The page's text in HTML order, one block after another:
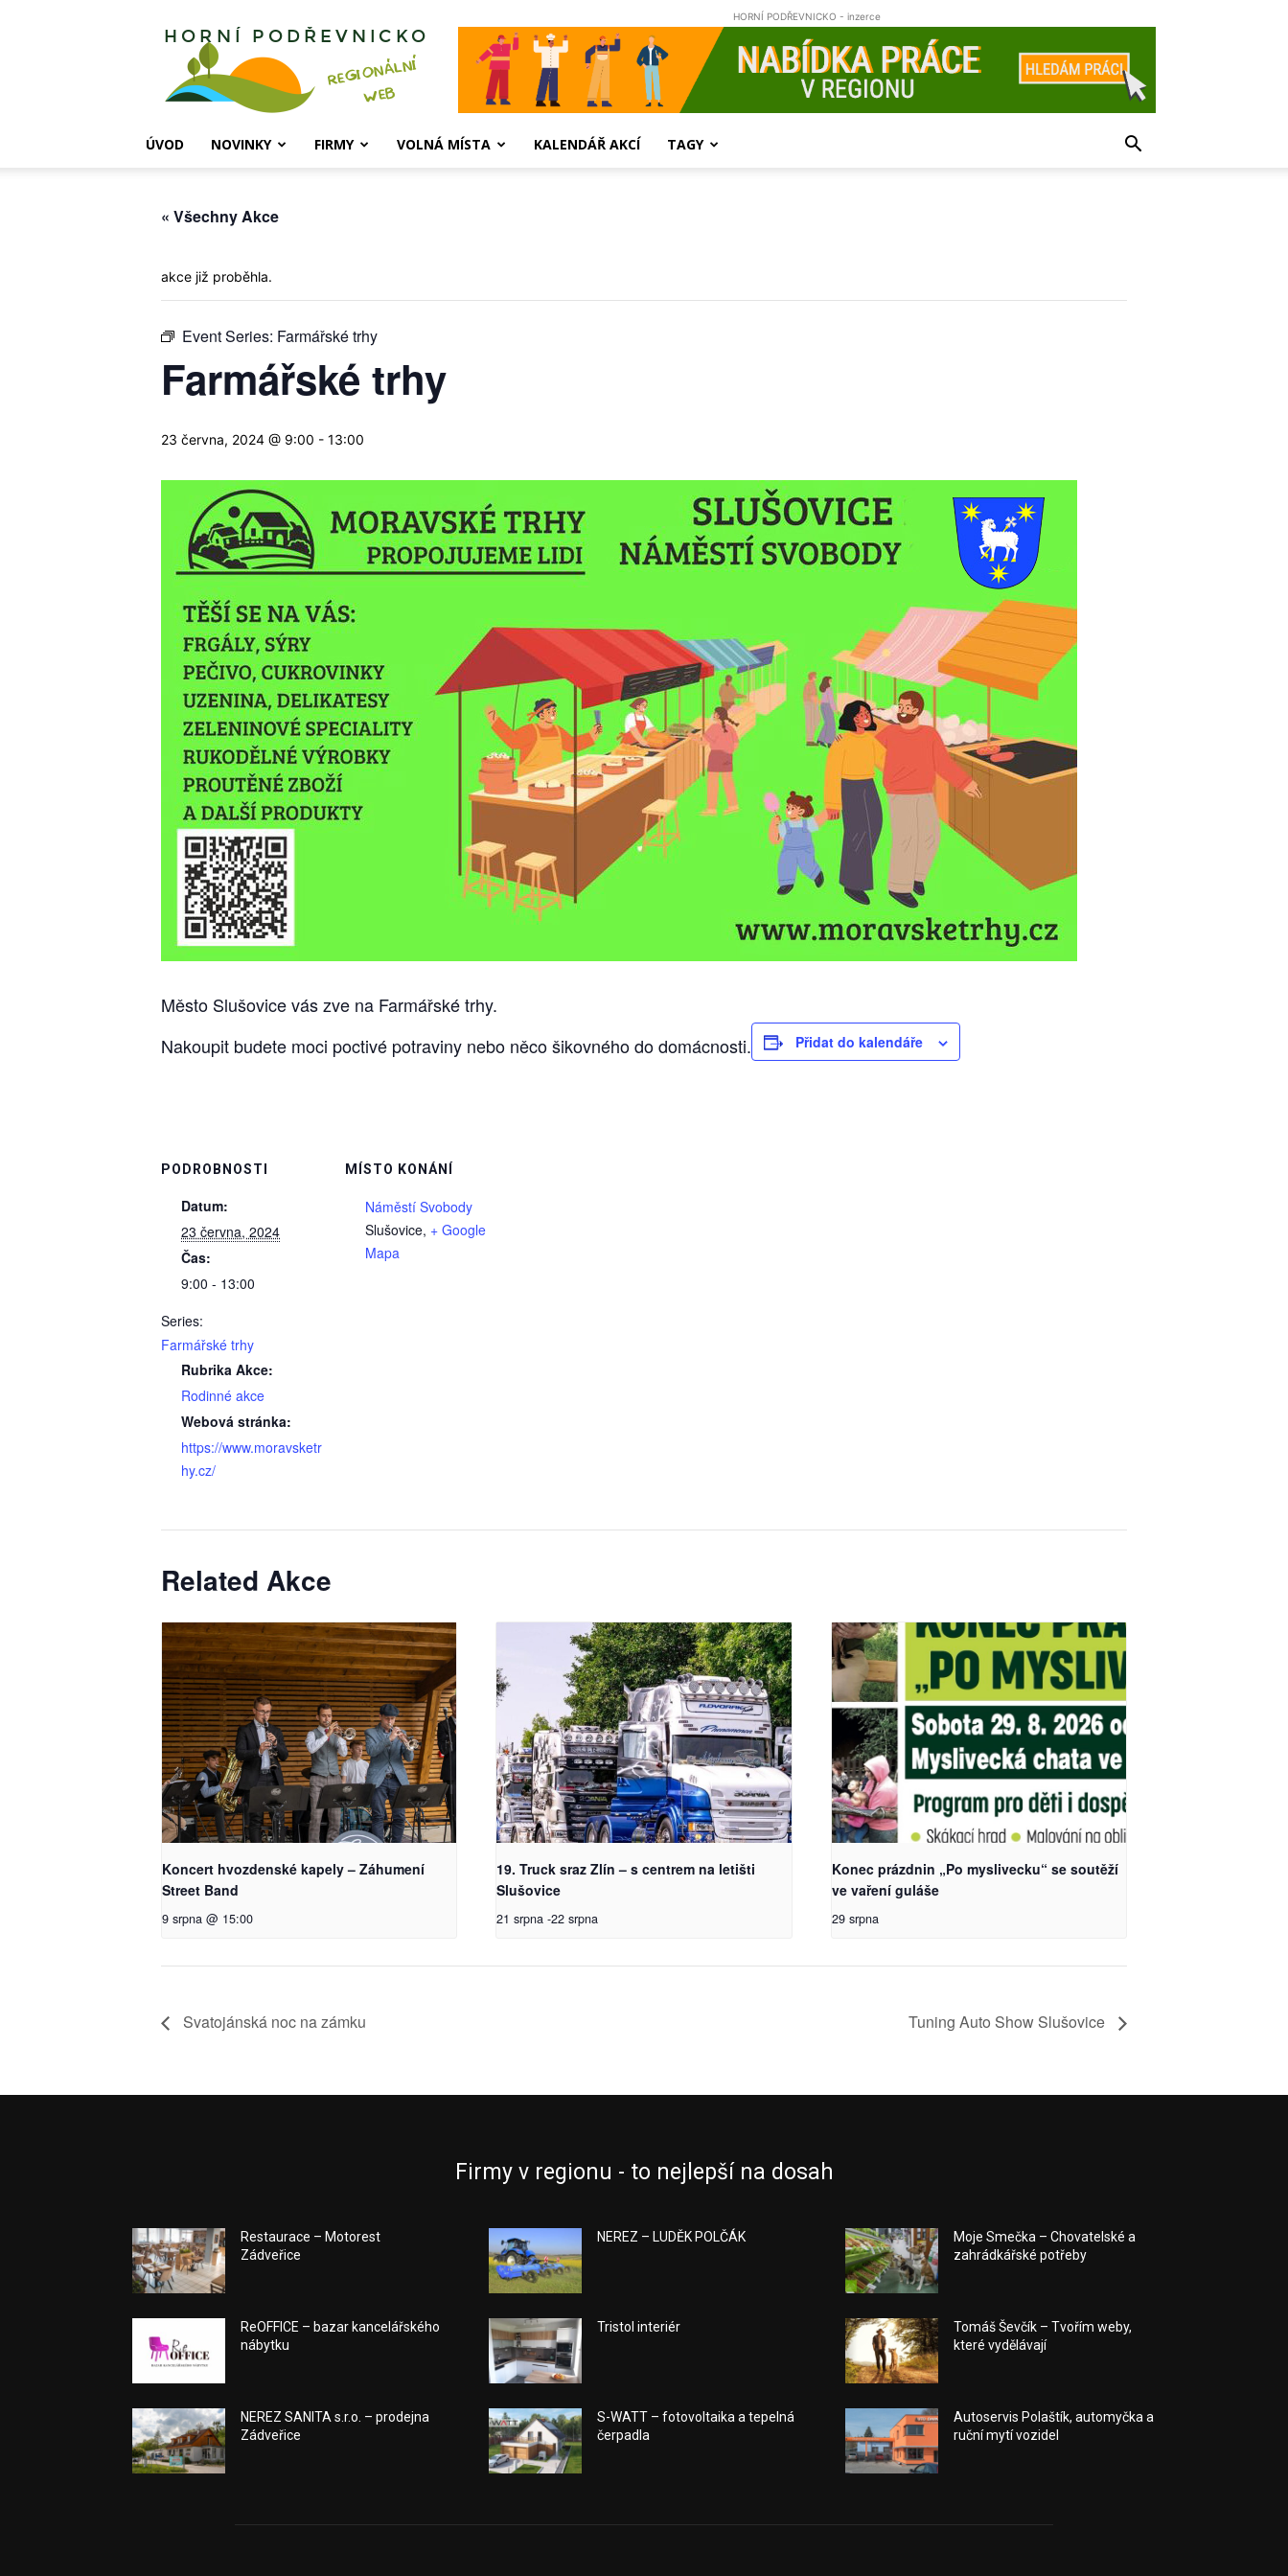
Horní
HORNÍ PODŘEVNICKO - inzerce
ÚVOD NOVINKY FIRMY VOLNÁ MÍSTA KALENDÁŘ AKCÍ TAGY
« Všechny Akce
akce již proběhla.
Event Series: Farmářské trhy
Farmářské trhy
23 června, 2024 @ 9:00 - 13:00
Město Slušovice vás zve na Farmářské trhy.
Nakoupit budete moci poctivé potraviny nebo něco šikovného do domácnosti.
Přidat do kalendáře
PODROBNOSTI
Datum:
23 června, 2024
Čas:
9:00 - 13:00
Series:
Farmářské trhy
Rubrika Akce:
Rodinné akce
Webová stránka:
https://www.moravsketr
hy.cz/
MÍSTO KONÁNÍ
Náměstí Svobody
Slušovice, + Google
Mapa
Related Akce
Koncert hvozdenské kapely – Záhumení
Street Band
9 srpna @ 15:00
19. Truck sraz Zlín – s centrem na letišti
Slušovice
21 srpna -22 srpna
Konec prázdnin „Po myslivecku“ se soutěží
ve vaření guláše
29 srpna
Svatojánská noc na zámku Tuning Auto Show Slušovice
Firmy v regionu - to nejlepší na dosah
Restaurace – Motorest
Zádveřice
ReOFFICE – bazar kancelářského
nábytku
NEREZ SANITA s.r.o. – prodejna
Zádveřice
NEREZ – LUDĚK POLČÁK
Tristol interiér
S-WATT – fotovoltaika a tepelná
čerpadla
Moje Smečka – Chovatelské a
zahrádkářské potřeby
Tomáš Ševčík – Tvořím weby,
které vydělávají
Autoservis Polaštík, automyčka a
ruční mytí vozidel